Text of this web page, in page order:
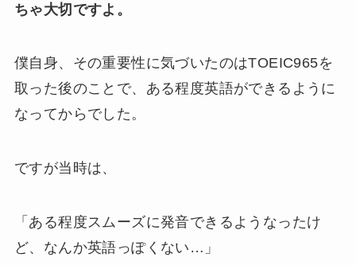
ちゃ大切ですよ。
僕自身、その重要性に気づいたのはTOEIC965を
取った後のことで、ある程度英語ができるように
なってからでした。
ですが当時は、
「ある程度スムーズに発音できるようなったけ
ど、なんか英語っぽくない…」